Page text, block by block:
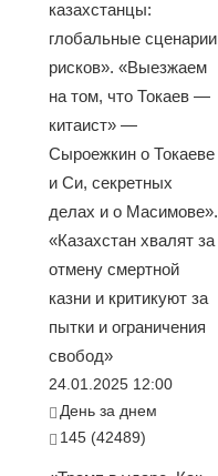
казахстанцы:
глобальные сценарии
рисков». «Выезжаем
на том, что Токаев —
китаист» —
Сыроежкин о Токаеве
и Си, секретных
делах и о Масимове».
«Казахстан хвалят за
отмену смертной
казни и критикуют за
пытки и ограничения
свобод»
24.01.2025 12:00
День за днем
145 (42489)